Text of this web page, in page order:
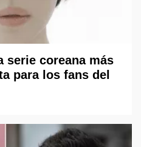
serie coreana más
para los fans del